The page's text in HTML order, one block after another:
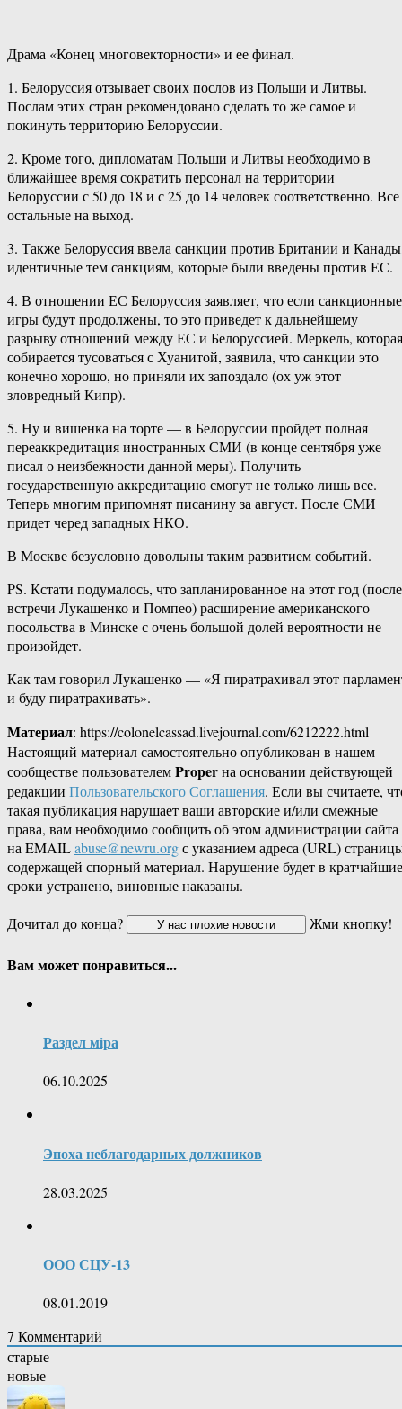
Драма «Конец многовекторности» и ее финал.
1. Белоруссия отзывает своих послов из Польши и Литвы.
Послам этих стран рекомендовано сделать то же самое и
покинуть территорию Белоруссии.
2. Кроме того, дипломатам Польши и Литвы необходимо в
ближайшее время сократить персонал на территории
Белоруссии с 50 до 18 и с 25 до 14 человек соответственно. Все
остальные на выход.
3. Также Белоруссия ввела санкции против Британии и
идентичные тем санкциям, которые были введены против ЕС.
4. В отношении ЕС Белоруссия заявляет, что если санкционные
игры будут продолжены, то это приведет к дальнейшему
разрыву отношений между ЕС и Белоруссией. Меркель, которая
собирается тусоваться с Хуанитой, заявила, что санкции это
конечно хорошо, но приняли их запоздало (ох уж этот
зловредный Кипр).
5. Ну и вишенка на торте — в Белоруссии пройдет полная
переаккредитация иностранных СМИ (в конце сентября уже
писал о неизбежности данной меры). Получить
государственную аккредитацию смогут не только лишь все.
Теперь многим припомнят писанину за август. После СМИ
придет черед западных НКО.
В Москве безусловно довольны таким развитием событий.
PS. Кстати подумалось, что запланированное на этот год (после
встречи Лукашенко и Помпео) расширение американского
посольства в Минске с очень большой долей вероятности не
произойдет.
Как там говорил Лукашенко — «Я пиратрахивал этот
и буду пиратрахивать».
Материал: https://colonelcassad.livejournal.com/6212222.html
Настоящий материал самостоятельно опубликован в нашем
сообществе пользователемProperна основании действующей
редакции Пользовательского Соглашения. Если вы считаете,
такая публикация нарушает ваши авторские и/или смежные
права, вам необходимо сообщить об этом администрации сайта
на EMAILabuse@newru.orgс указанием адреса (URL)
содержащей спорный материал. Нарушение будет в кратчайшие
сроки устранено, виновные наказаны.
Дочитал до конца?
Жми кнопку!
Вам может понравиться...
Раздел мiра
06.10.2025
Эпоха неблагодарных должников
28.03.2025
ООО СЦУ-13
08.01.2019
7 Комментарий
старые
новые